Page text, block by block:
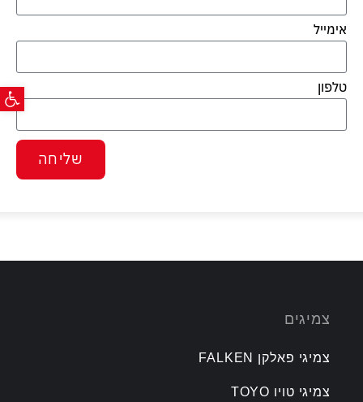
פתח
אימייל
טלפון
שליחה
צמיגים
צמיגי פאלקן FALKEN
צמיגי טויו TOYO